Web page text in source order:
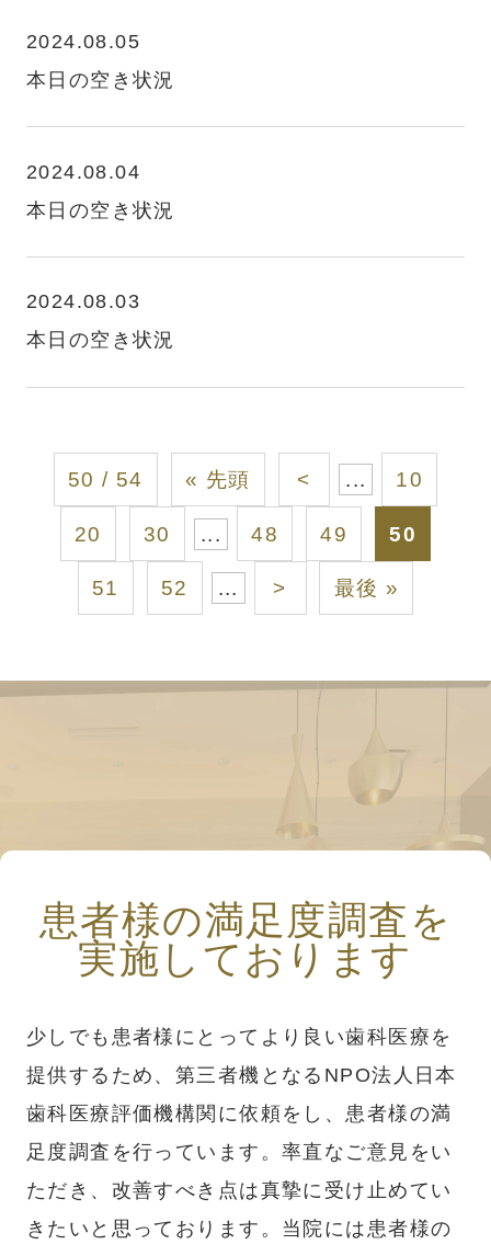
2024.08.05
本日の空き状況
2024.08.04
本日の空き状況
2024.08.03
本日の空き状況
50 / 54 « 先頭 < ... 10
20 30 ... 48 49 50
51 52 ... > 最後 »
患者様の満足度調査を
実施しております
少しでも患者様にとってより良い歯科医療を
提供するため、第三者機となるNPO法人日本
歯科医療評価機構関に依頼をし、患者様の満
足度調査を行っています。率直なご意見をい
ただき、改善すべき点は真摯に受け止めてい
きたいと思っております。当院には患者様の